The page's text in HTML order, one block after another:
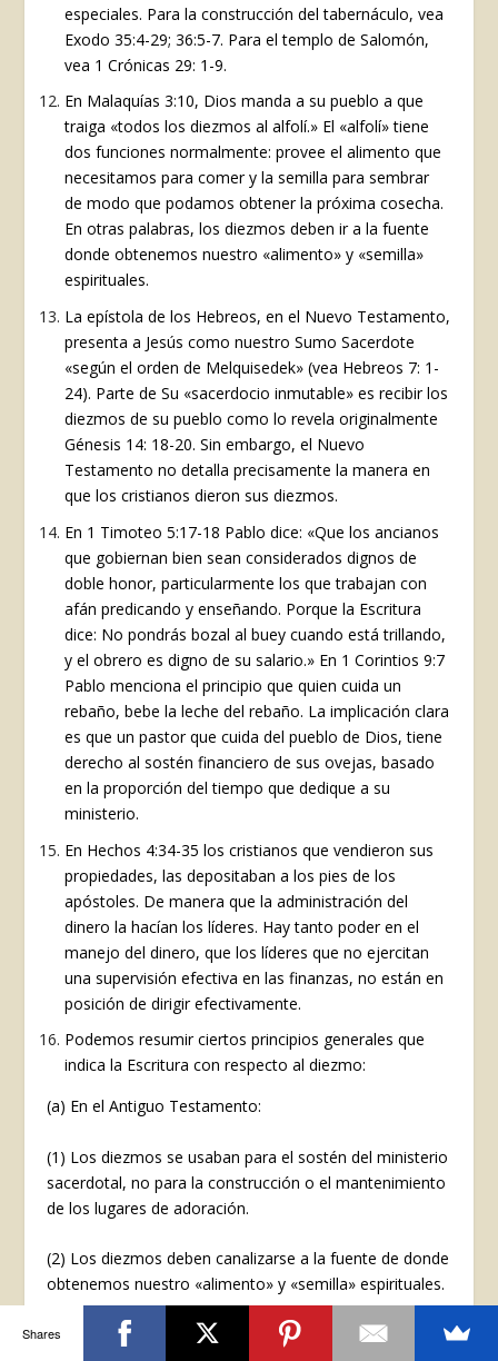
especiales. Para la construcción del tabernáculo, vea
Exodo 35:4-29; 36:5-7. Para el templo de Salomón,
vea 1 Crónicas 29: 1-9.
En Malaquías 3:10, Dios manda a su pueblo a que
traiga «todos los diezmos al alfolí.» El «alfolí» tiene
dos funciones normalmente: provee el alimento que
necesitamos para comer y la semilla para sembrar
de modo que podamos obtener la próxima cosecha.
En otras palabras, los diezmos deben ir a la fuente
donde obtenemos nuestro «alimento» y «semilla»
espirituales.
La epístola de los Hebreos, en el Nuevo Testamento,
presenta a Jesús como nuestro Sumo Sacerdote
«según el orden de Melquisedek» (vea Hebreos 7: 1-
24). Parte de Su «sacerdocio inmutable» es recibir los
diezmos de su pueblo como lo revela originalmente
Génesis 14: 18-20. Sin embargo, el Nuevo
Testamento no detalla precisamente la manera en
que los cristianos dieron sus diezmos.
En 1 Timoteo 5:17-18 Pablo dice: «Que los ancianos
que gobiernan bien sean considerados dignos de
doble honor, particularmente los que trabajan con
afán predicando y enseñando. Porque la Escritura
dice: No pondrás bozal al buey cuando está trillando,
y el obrero es digno de su salario.» En 1 Corintios 9:7
Pablo menciona el principio que quien cuida un
rebaño, bebe la leche del rebaño. La implicación clara
es que un pastor que cuida del pueblo de Dios, tiene
derecho al sostén financiero de sus ovejas, basado
en la proporción del tiempo que dedique a su
ministerio.
En Hechos 4:34-35 los cristianos que vendieron sus
propiedades, las depositaban a los pies de los
apóstoles. De manera que la administración del
dinero la hacían los líderes. Hay tanto poder en el
manejo del dinero, que los líderes que no ejercitan
una supervisión efectiva en las finanzas, no están en
posición de dirigir efectivamente.
Podemos resumir ciertos principios generales que
indica la Escritura con respecto al diezmo:
(a) En el Antiguo Testamento:
(1) Los diezmos se usaban para el sostén del ministerio
sacerdotal, no para la construcción o el mantenimiento
de los lugares de adoración.
(2) Los diezmos deben canalizarse a la fuente de donde
obtenemos nuestro «alimento» y «semilla» espirituales.
(b) En el Nuevo Testamento:
Shares